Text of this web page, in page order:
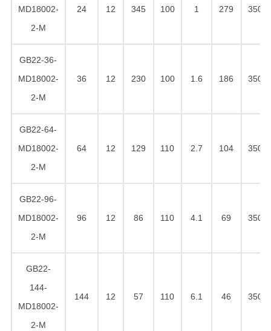
MD18002-
2-M
24 12 345 100 1 279 350
GB22-36-
MD18002-
2-M
36 12 230 100 1.6 186 350
GB22-64-
MD18002-
2-M
64 12 129 110 2.7 104 350
GB22-96-
MD18002-
2-M
96 12 86 110 4.1 69 350
GB22-
144-
MD18002-
2-M
144 12 57 110 6.1 46 350